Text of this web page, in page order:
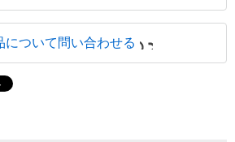
について問い合わせる